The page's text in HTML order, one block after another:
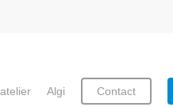
Algi Contact